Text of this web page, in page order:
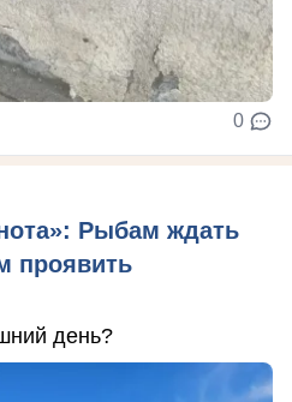
0
Рыбам ждать
проявить
день?